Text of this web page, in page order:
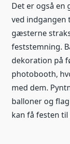
Det er også en
ved indgangen
gæsterne
feststemning.
dekoration på
photobooth,
med dem.
balloner og
kan få festen